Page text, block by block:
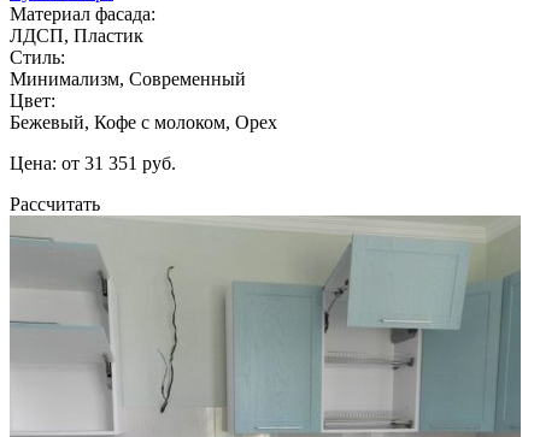
Материал фасада:
ЛДСП, Пластик
Стиль:
Минимализм, Современный
Цвет:
Бежевый, Кофе с молоком, Орех
Цена: от 31 351 руб.
Рассчитать